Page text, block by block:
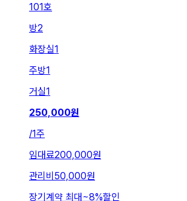
101호
방2
화장실1
주방1
거실1
250,000원
/1주
임대료200,000원
관리비 50,000원
장기계약 최대~8%할인